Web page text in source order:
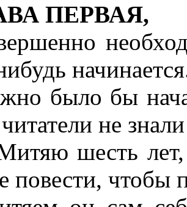
ПЕРВАЯ,
было бы
чи­татели не
шесть лет,
по­вести, чтобы